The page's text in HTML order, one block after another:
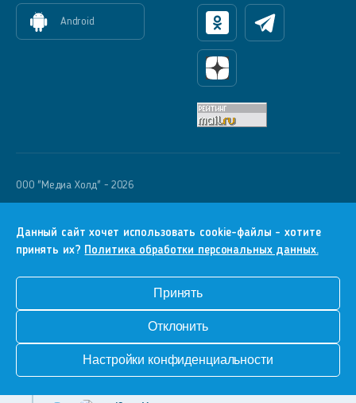
Android
ОдноклассникиТелеграм
Яндекс Дзен
OOO "Медиа Холд" - 2026
16+
Информация для правообладателей
Условия
Конфиденциальность
Данный сайт хочет использовать cookie-файлы - хотите
принять их? Политика обработки персональных данных.
Принять
Отклонить
Настройки конфиденциальности